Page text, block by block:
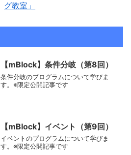
グ教室」
【mBlock】条件分岐（第8回）
条件分岐のプログラムについて学びま
す。※限定公開記事です
【mBlock】イベント（第9回）
イベントのプログラムについて学びま
す。※限定公開記事です